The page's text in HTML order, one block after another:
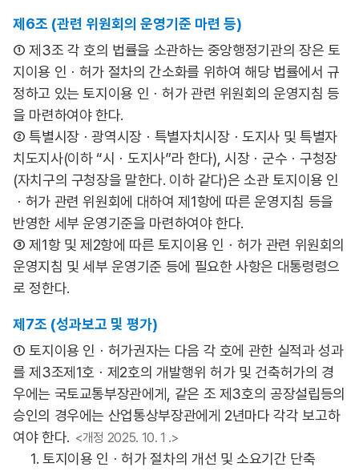
제6조 (관련 위원회의 운영기준 마련 등)
① 제3조 각 호의 법률을 소관하는 중앙행정기관의 장은 토
지이용 인ㆍ허가 절차의 간소화를 위하여 해당 법률에서 규
정하고 있는 토지이용 인ㆍ허가 관련 위원회의 운영지침 등
을 마련하여야 한다.
② 특별시장ㆍ광역시장ㆍ특별자치시장ㆍ도지사 및 특별자
치도지사(이하 “시ㆍ도지사”라 한다), 시장ㆍ군수ㆍ구청장
(자치구의 구청장을 말한다. 이하 같다)은 소관 토지이용 인
ㆍ허가 관련 위원회에 대하여 제1항에 따른 운영지침 등을
반영한 세부 운영기준을 마련하여야 한다.
③ 제1항 및 제2항에 따른 토지이용 인ㆍ허가 관련 위원회의
운영지침 및 세부 운영기준 등에 필요한 사항은 대통령령으
로 정한다.
제7조 (성과보고 및 평가)
① 토지이용 인ㆍ허가권자는 다음 각 호에 관한 실적과 성과
를 제3조제1호ㆍ제2호의 개발행위 허가 및 건축허가의 경
우에는 국토교통부장관에게, 같은 조 제3호의 공장설립등의
승인의 경우에는 산업통상부장관에게 2년마다 각각 보고하
여야 한다. <개정 2025. 10. 1 .>
1. 토지이용 인ㆍ허가 절차의 개선 및 소요기간 단축